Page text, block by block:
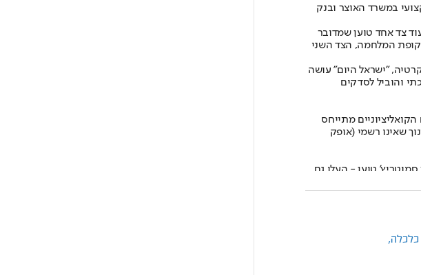
כלכלה,